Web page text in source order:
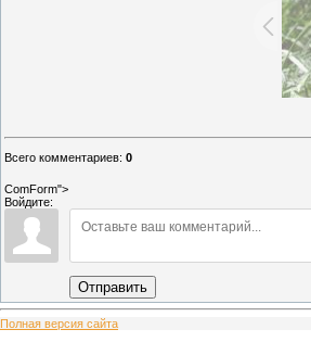
Всего комментариев: 0
ComForm">
Войдите:
Отправить
Полная версия сайта